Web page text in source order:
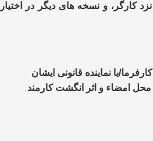
کارگر، و نسخه های دیگر در اختیار
یا نماینده قانونی ایشان
انگشت کارمند